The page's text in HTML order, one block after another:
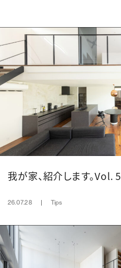
容積率
100%
道路
私道 幅員4m
電気
九州電力
市水道
排水
取引態様
売主
我が家、紹介します。Vol. 5
26.07.28 Tips